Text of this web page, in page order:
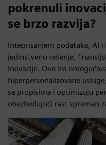
pokrenuli
se brzo razvija?
Integrisanjem podataka, AI
jedinstveno rešenje,
inovacije. Ovo im
hiperpersonalizovane
sa propisima i optimizuju
obezbeđujući rast spreman